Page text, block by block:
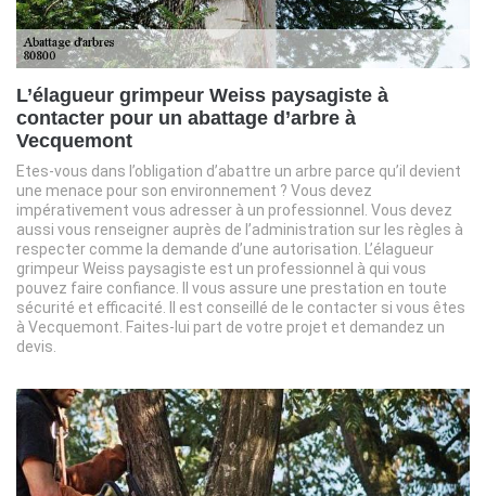
L’élagueur grimpeur Weiss paysagiste à
contacter pour un abattage d’arbre à
Vecquemont
Etes-vous dans l’obligation d’abattre un arbre parce qu’il devient
une menace pour son environnement ? Vous devez
impérativement vous adresser à un professionnel. Vous devez
aussi vous renseigner auprès de l’administration sur les règles à
respecter comme la demande d’une autorisation. L’élagueur
grimpeur Weiss paysagiste est un professionnel à qui vous
pouvez faire confiance. Il vous assure une prestation en toute
sécurité et efficacité. Il est conseillé de le contacter si vous êtes
à Vecquemont. Faites-lui part de votre projet et demandez un
devis.